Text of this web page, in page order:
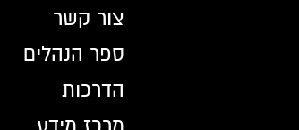
צור קשר
ספר הנהלים
הדרכות